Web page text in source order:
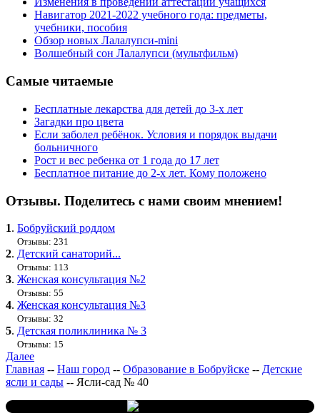
Навигатор 2021-2022 учебного года: предметы,
учебники, пособия
Обзор новых Лалалупси-mini
Волшебный сон Лалалупси (мультфильм)
Самые читаемые
Бесплатные лекарства для детей до 3-х лет
Загадки про цвета
Если заболел ребёнок. Условия и порядок выдачи
больничного
Рост и вес ребенка от 1 года до 17 лет
Бесплатное питание до 2-х лет. Кому положено
Отзывы. Поделитесь с нами своим мнением!
1. Бобруйский роддом
Отзывы: 231
2. Детский санаторий...
Отзывы: 113
3. Женская консультация №2
Отзывы: 55
4. Женская консультация №3
Отзывы: 32
5. Детская поликлиника № 3
Отзывы: 15
Далее
Главная -- Наш город -- Образование в Бобруйске -- Детские
ясли и сады -- Ясли-сад № 40